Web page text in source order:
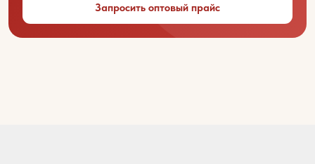
Запросить оптовый прайс
Контактный телефон